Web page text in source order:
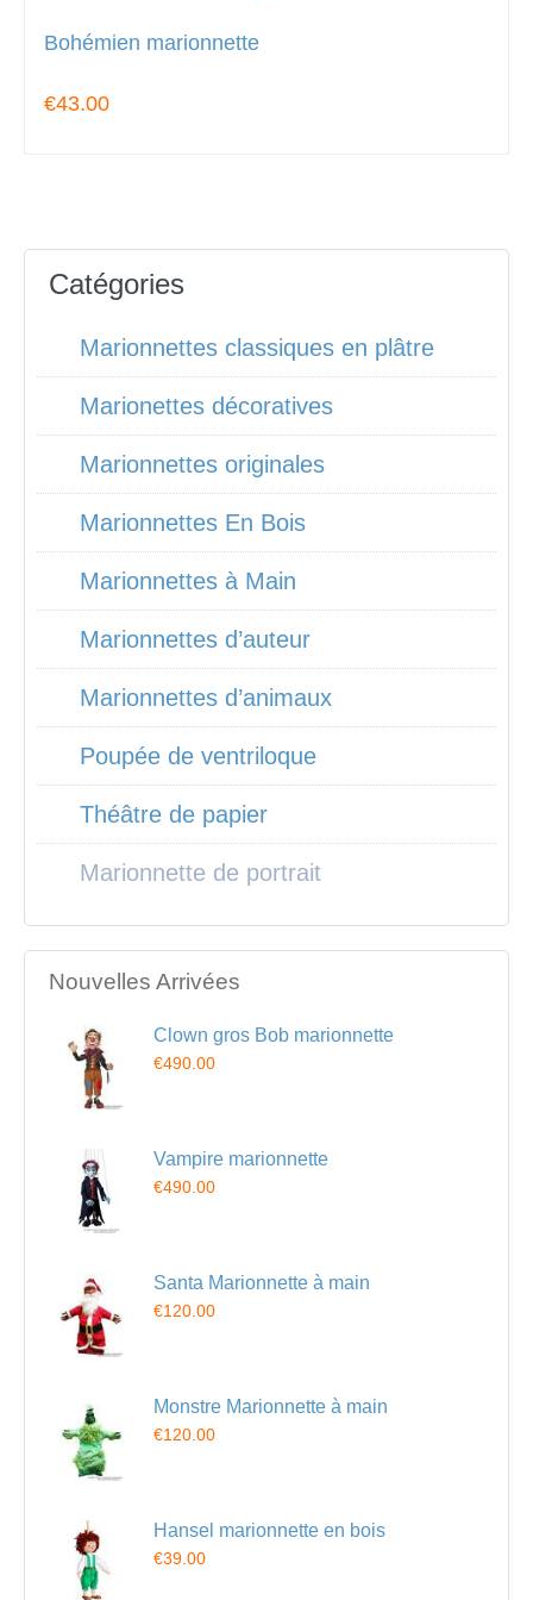
Bohémien marionnette
€43.00
Catégories
Marionnettes classiques en plâtre
Marionettes décoratives
Marionnettes originales
Marionnettes En Bois
Marionnettes à Main
Marionnettes d’auteur
Marionnettes d’animaux
Poupée de ventriloque
Théâtre de papier
Marionnette de portrait
Nouvelles Arrivées
Clown gros Bob marionnette
€490.00
Vampire marionnette
€490.00
Santa Marionnette à main
€120.00
Monstre Marionnette à main
€120.00
Hansel marionnette en bois
€39.00